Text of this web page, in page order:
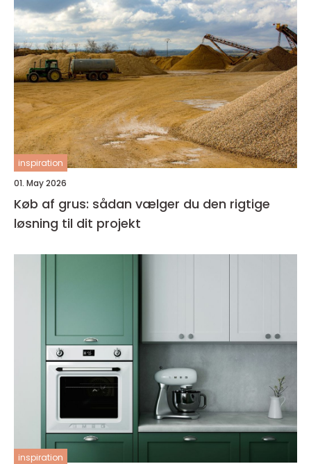
inspiration
01. May 2026
Køb af grus: sådan vælger du den rigtige
løsning til dit projekt
inspiration